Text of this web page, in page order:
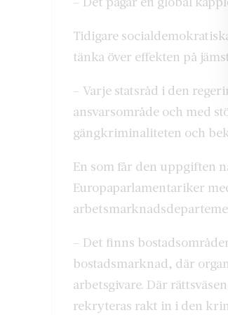
Tidigare
tänka över effekten på
– Varje statsråd i den
ansvarsområde och med
gängkriminaliteten och
En som får den uppgiften
Europaparlamentariker
– Det finns
bostadsmarknad, där
arbetsgivare. Där
rekryteras rakt in i den